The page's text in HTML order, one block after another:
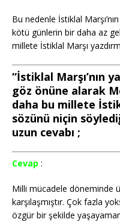
Bu nedenle İstiklal
kötü günlerin bir daha az
millete İstiklal Marşı
“İstiklal Marşı’nın
göz önüne alarak
daha bu millete
sözünü niçin
uzun cevabı ;
Cevap :
Milli mücadele döneminde
karşılaşmıştır. Çok fazla
özgür bir şekilde